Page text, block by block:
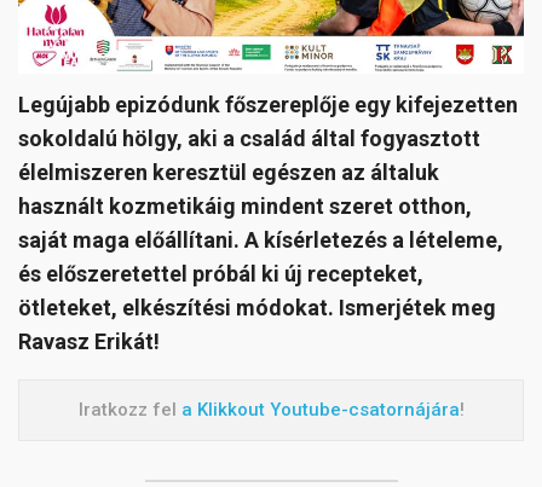
Legújabb epizódunk főszereplője egy kifejezetten
sokoldalú hölgy, aki a család által fogyasztott
élelmiszeren keresztül egészen az általuk
használt kozmetikáig mindent szeret otthon,
saját maga előállítani. A kísérletezés a lételeme,
és előszeretettel próbál ki új recepteket,
ötleteket, elkészítési módokat. Ismerjétek meg
Ravasz Erikát!
Iratkozz fel a Klikkout Youtube-csatornájára!